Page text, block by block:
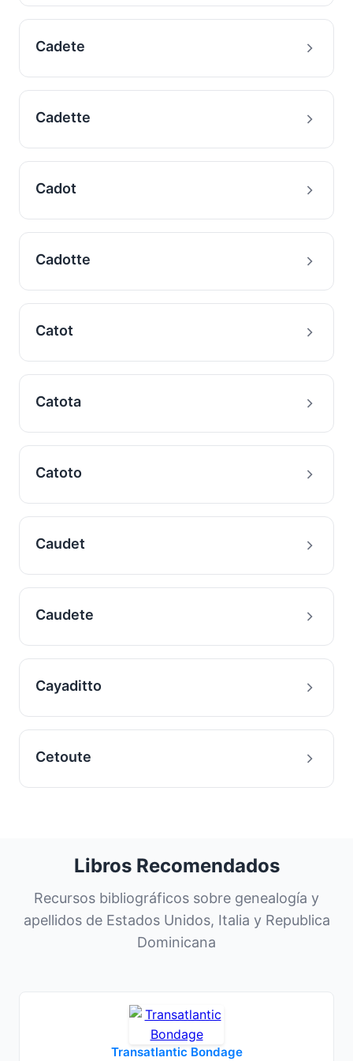
Cadete
Cadette
Cadot
Cadotte
Catot
Catota
Catoto
Caudet
Caudete
Cayaditto
Cetoute
Libros Recomendados
Recursos bibliográficos sobre genealogía y
apellidos de Estados Unidos, Italia y Republica
Dominicana
Transatlantic Bondage